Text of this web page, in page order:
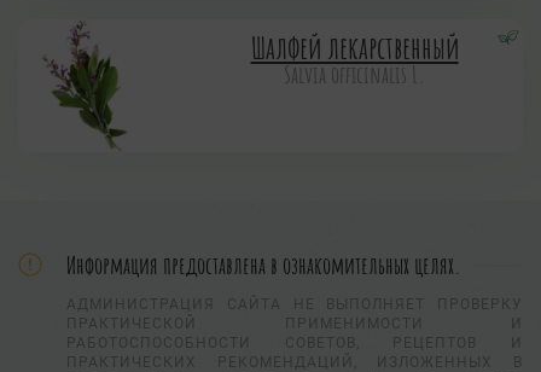
Шалфей лекарственный
Salvia officinalis L.
Информация предоставлена в ознакомительных целях.
АДМИНИСТРАЦИЯ САЙТА НЕ ВЫПОЛНЯЕТ ПРОВЕРКУ
ПРАКТИЧЕСКОЙ ПРИМЕНИМОСТИ И
РАБОТОСПОСОБНОСТИ СОВЕТОВ, РЕЦЕПТОВ И
ПРАКТИЧЕСКИХ РЕКОМЕНДАЦИЙ, ИЗЛОЖЕННЫХ В